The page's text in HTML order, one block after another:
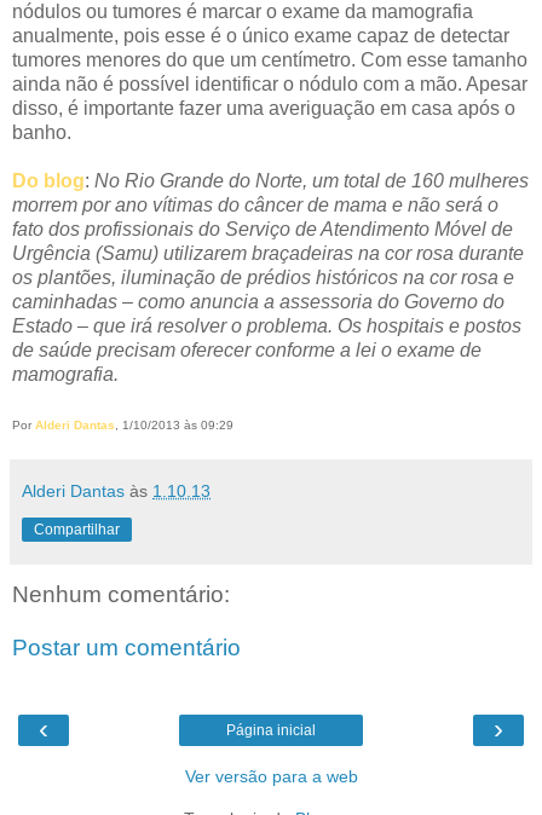
nódulos ou tumores é marcar o exame da mamografia
anualmente, pois esse é o único exame capaz de detectar
tumores menores do que um centímetro. Com esse tamanho
ainda não é possível identificar o nódulo com a mão. Apesar
disso, é importante fazer uma averiguação em casa após o
banho.
Do blog: No Rio Grande do Norte, um total de 160 mulheres
morrem por ano vítimas do câncer de mama e não será o
fato dos profissionais do Serviço de Atendimento Móvel de
Urgência (Samu) utilizarem braçadeiras na cor rosa durante
os plantões, iluminação de prédios históricos na cor rosa e
caminhadas – como anuncia a assessoria do Governo do
Estado – que irá resolver o problema. Os hospitais e postos
de saúde precisam oferecer conforme a lei o exame de
mamografia.
Por Alderi Dantas, 1/10/2013 às 09:29
Alderi Dantas às 1.10.13
Compartilhar
Nenhum comentário:
Postar um comentário
‹ ›
Página inicial
Ver versão para a web